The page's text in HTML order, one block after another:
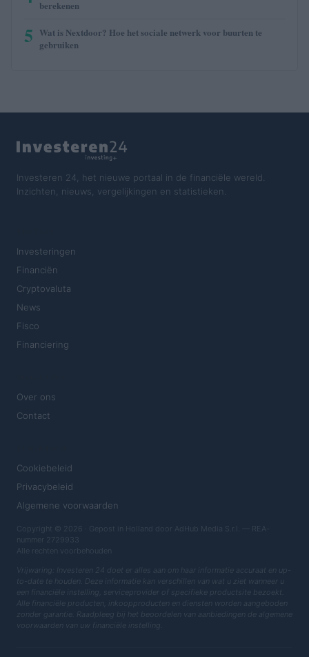
berekenen
5 Wat is Nextdoor? Hoe het sociale netwerk voor buurten te
gebruiken
Investeren 24, het nieuwe portaal in de financiële wereld.
Inzichten, nieuws, vergelijkingen en statistieken.
Investeringen
Financiën
Cryptovaluta
News
Fisco
Financiering
Over ons
Contact
Cookiebeleid
Privacybeleid
Algemene voorwaarden
Copyright © 2026 · Gepost in Holland door AdHub Media S.r.l. — REA-
nummer 2729933
Alle rechten voorbehouden
Vrijwaring: Investeren 24 doet er alles aan om haar informatie accuraat en up-
to-date te houden. Deze informatie kan verschillen van wat u ziet wanneer u
een financiële instelling, serviceprovider of specifieke productsite bezoekt.
Alle financiële producten, inkoopproducten en diensten worden aangeboden
zonder garantie. Raadpleeg bij het beoordelen van aanbiedingen de algemene
voorwaarden van uw financiële instelling.